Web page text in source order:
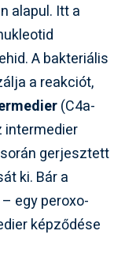
alapul. Itt a
A bakteriális
a reakciót,
(C4a-
intermedier
gerjesztett
ki. Bár a
egy peroxo-
képződése